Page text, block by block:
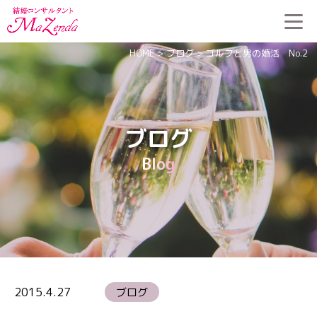
ブログ
Blog
HOME>ブログ>ゴルフと男の婚活 No.2
2015.4.27 ブログ